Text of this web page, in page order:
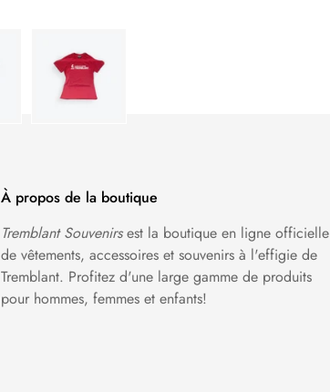
À propos de la boutique
Tremblant Souvenirsest la boutique en ligne officielle
de vêtements, accessoires et souvenirs à l'effigie de
Tremblant. Profitez d'une large gamme de produits
pour hommes, femmes et enfants!